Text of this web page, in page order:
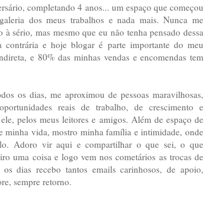
completando 4 anos... um espaço que começou
dos meus trabalhos e nada mais. Nunca me
sério, mas mesmo que eu não tenha pensado dessa
contrária e hoje blogar é parte importante do meu
e 80% das minhas vendas e encomendas tem
os dias, me aproximou de pessoas maravilhosas,
reais de trabalho, de crescimento e
pelos meus leitores e amigos. Além de espaço de
minha vida, mostro minha família e intimidade, onde
Adoro vir aqui e compartilhar o que sei, o que
uma coisa e logo vem nos cometários as trocas de
dias recebo tantos emails carinhosos, de apoio,
sempre retorno.